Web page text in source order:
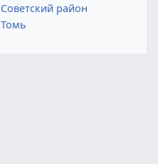
Советский район
Томь